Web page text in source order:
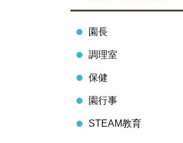
園長
調理室
保健
園行事
STEAM教育